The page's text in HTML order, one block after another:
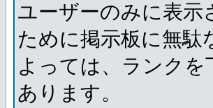
ユーザーのみに表
ために掲示板に無駄
よっては、ランク
あります。